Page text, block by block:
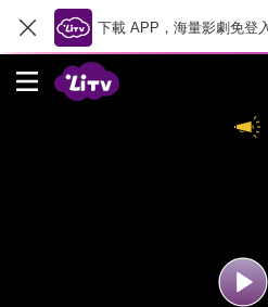
下載 APP，海量影劇免登